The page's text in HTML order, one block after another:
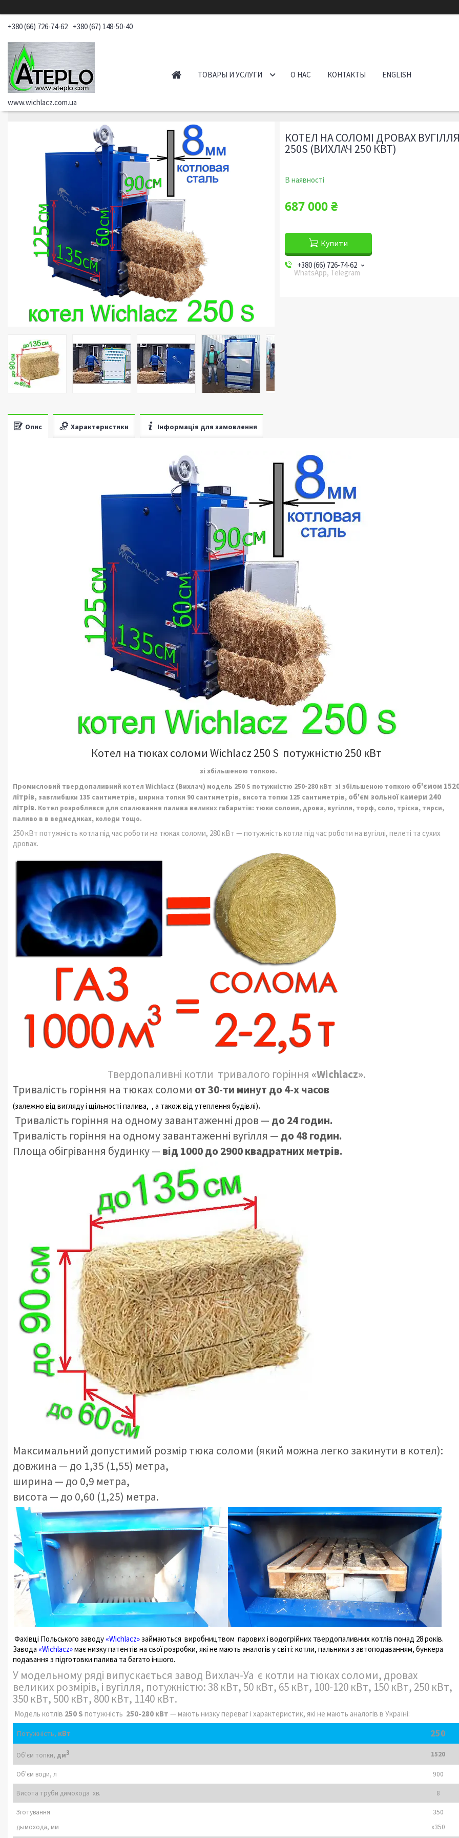
+380 (66) 726-74-62 +380 (67) 148-50-40
www.wichlacz.com.ua
ТОВАРЫ И УСЛУГИ О НАС КОНТАКТЫ ENGLISH
КОТЕЛ НА СОЛОМІ ДРОВАХ ВУГІЛЛЯ
250S (ВИХЛАЧ 250 КВТ)
В наявності
687 000 ₴
Купити
+380 (66) 726-74-62
WhatsApp, Telegram
Опис Характеристики Інформація для замовлення
Котел на тюках соломиWichlacz 250 S потужністю 250 кВт
зі збільшеною топкою.
Промисловий твердопаливний котел Wichlacz (Вихлач) модель 250 S потужністю 250-280 кВт зі збільшеною топкою об'ємом
літрів, завглибшки 135 сантиметрів, ширина топки 90 сантиметрів, висота топки 125 сантиметрів, об'єм зольної камери 240
літрів. Котел розроблявся для спалювання палива великих габаритів: тюки соломи, дрова, вугілля, торф, соло, тріска, тирси,
паливо в в ведмедиках, колоди тощо.
250 кВт потужність котла під час роботи на тюках соломи, 280 кВт — потужність котла під час роботи на вугіллі, пелеті та сухих
дровах.
Твердопаливні котли тривалого горіння «Wichlacz».
Тривалість горіння на тюках соломи от 30-ти минут до 4-х часов
(залежно від виглядуі щільності палива, , а також від утеплення будівлі).
Тривалість горіння на одному завантаженні дров — до 24 годин.
Тривалість горіння на одному завантаженні вугілля — до 48 годин.
Площа обігрівання будинку — від 1000 до 2900 квадратних метрів.
Максимальний допустимий розмір тюка соломи (який можна легко закинути в котел):
довжина — до 1,35 (1,55) метра,
ширина — до 0,9 метра,
висота — до 0,60 (1,25) метра.
Фахівці Польського заводу «Wichlacz»займаються виробництвом парових і водогрійних твердопаливних котлів понад 28 років.
Завода «Wichlacz»має низку патентів на свої розробки, які не мають аналогів у світі: котли, пальники з автоподаванням, бункера
подавання з підготовки палива та багато іншого.
У модельному ряді випускається завод Вихлач-Уа є котли на тюках соломи, дровах
великих розмірів, і вугілля, потужністю: 38 кВт, 50 кВт, 65 кВт, 100-120 кВт, 150 кВт, 250 кВт,
350 кВт, 500 кВт, 800 кВт, 1140 кВт.
Модель котлів 250 S потужність 250-280 кВт — мають низку переваг і характеристик, які не мають аналогів в Україні:
Потужність, кВт 250
Об'єм топки, дм3 1520
Об'єм води, л 900
Висота труби димохода хв. 8
Зготування
дымохода, мм
350
х350